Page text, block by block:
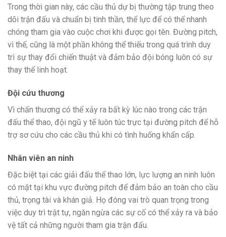
Trong thời gian này, các cầu thủ dự bị thường tập trung theo
dõi trận đấu và chuẩn bị tinh thần, thể lực để có thể nhanh
chóng tham gia vào cuộc chơi khi được gọi tên. Đường pitch,
vì thế, cũng là một phần không thể thiếu trong quá trình duy
trì sự thay đổi chiến thuật và đảm bảo đội bóng luôn có sự
thay thế linh hoạt.
Đội cứu thương
Vì chấn thương có thể xảy ra bất kỳ lúc nào trong các trận
đấu thể thao, đội ngũ y tế luôn túc trực tại đường pitch để hỗ
trợ sơ cứu cho các cầu thủ khi có tình huống khẩn cấp.
Nhân viên an ninh
Đặc biệt tại các giải đấu thể thao lớn, lực lượng an ninh luôn
có mặt tại khu vực đường pitch để đảm bảo an toàn cho cầu
thủ, trọng tài và khán giả. Họ đóng vai trò quan trọng trong
việc duy trì trật tự, ngăn ngừa các sự cố có thể xảy ra và bảo
vệ tất cả những người tham gia trận đấu.